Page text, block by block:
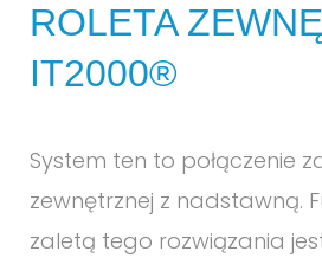
ROLETA
IT2000®
System ten to połączenie
zewnętrznej z nadstawną.
zaletą tego rozwiązania